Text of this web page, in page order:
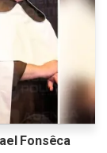
Fonsêca